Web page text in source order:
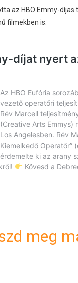
az HBO Emmy-
filmekben is.
meg